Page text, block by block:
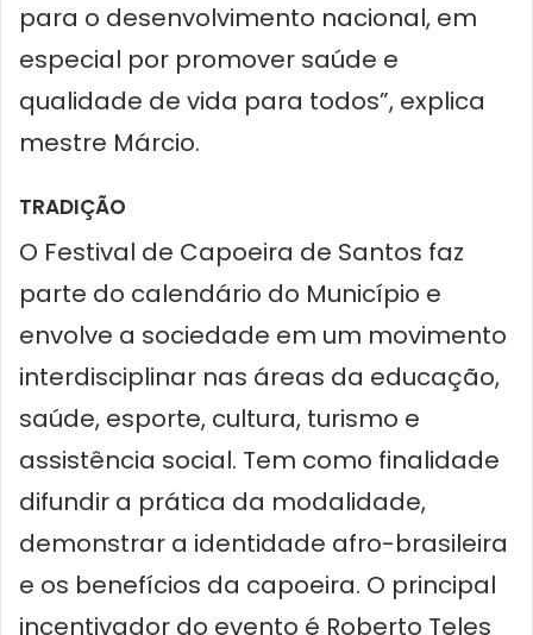
para o desenvolvimento nacional, em
especial por promover saúde e
qualidade de vida para todos”, explica
mestre Márcio.
TRADIÇÃO
O Festival de Capoeira de Santos faz
parte do calendário do Município e
envolve a sociedade em um movimento
interdisciplinar nas áreas da educação,
saúde, esporte, cultura, turismo e
assistência social. Tem como finalidade
difundir a prática da modalidade,
demonstrar a identidade afro-brasileira
e os benefícios da capoeira. O principal
incentivador do evento é Roberto Teles